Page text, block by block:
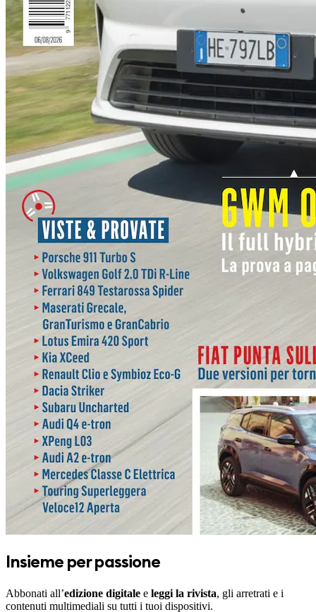
Insieme per passione
Abbonati all’edizione digitale e leggi la rivista, gli arretrati e i
contenuti multimediali su tutti i tuoi dispositivi.